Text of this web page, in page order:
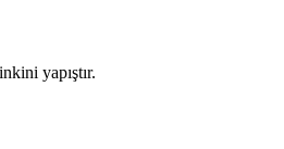
yapıştır.